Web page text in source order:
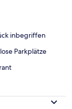
inbegriffen
Parkplätze